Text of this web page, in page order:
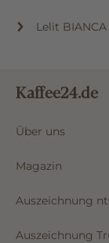
Lelit BIANCA
Kaffee24.de
Über uns
Magazin
Auszeichnung
Auszeichnung